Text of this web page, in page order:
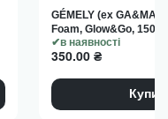
в наявності
GÉMELY (ex GA&MA).
Foam, Glow&Go, 150
очищуюча
350.00 ₴